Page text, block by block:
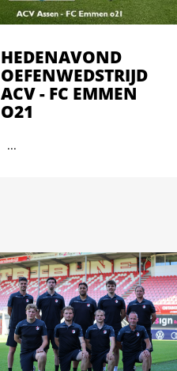
HEDENAVOND
OEFENWEDSTRIJD
ACV - FC EMMEN
O21
...